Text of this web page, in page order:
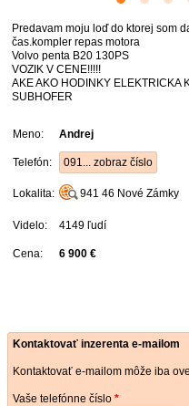
Predavam moju loď do ktorej som
čas.kompler repas motora
Volvo penta B20 130PS
VOZIK V CENE!!!!!
AKE AKO HODINKY ELEKTRICKA
SUBHOFER
Meno: Andrej
Telefón: 091... zobraz číslo
Lokalita: 941 46 Nové Zámky
Videlo: 4149 ľudí
Cena: 6 900 €
Kontaktovať inzerenta e-mailom
Kontaktovať e-mailom môže iba
Vaše telefónne číslo *